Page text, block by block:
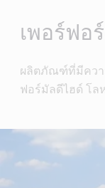
เพอร์ฟอ
ผลิตภัณฑ์ที่มีควา
ฟอร์มัลดีไฮด์ โล